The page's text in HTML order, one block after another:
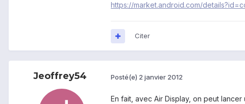
https://market.android.com/
Citer
Jeoffrey54 Posté(e) 2 janvier 2012
En fait, avec Air Display, on peut